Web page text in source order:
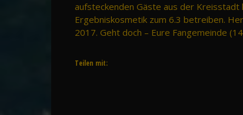
aufsteckenden Gäste aus der Kreisstadt
Ergebniskosmetik zum 6.3 betreiben.
2017. Geht doch – Eure Fangemeinde
Teilen mit: